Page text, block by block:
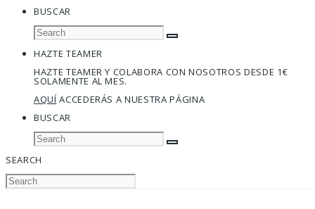
BUSCAR
HAZTE TEAMER
HAZTE TEAMER Y COLABORA CON NOSOTROS DESDE 1€
SOLAMENTE AL MES.
AQUÍACCEDERÁS A NUESTRA PÁGINA
BUSCAR
SEARCH